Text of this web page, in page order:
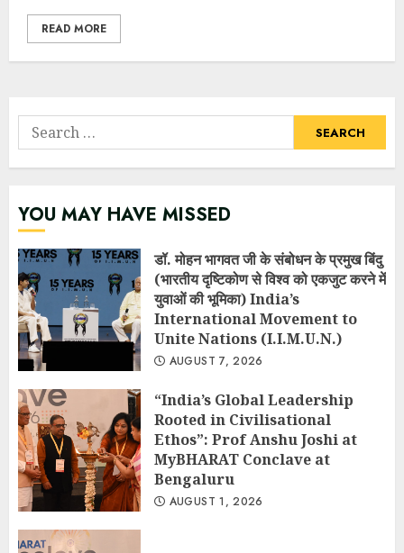
READ MORE
Search
for:
YOU MAY HAVE MISSED
डॉ. मोहन भागवत जी के संबोधन के प्रमुख बिंदु
(भारतीय दृष्टिकोण से विश्व को एकजुट करने में
युवाओं की भूमिका) India’s
International Movement to
Unite Nations (I.I.M.U.N.)
AUGUST 7, 2026
“India’s Global Leadership
Rooted in Civilisational
Ethos”: Prof Anshu Joshi at
MyBHARAT Conclave at
Bengaluru
AUGUST 1, 2026